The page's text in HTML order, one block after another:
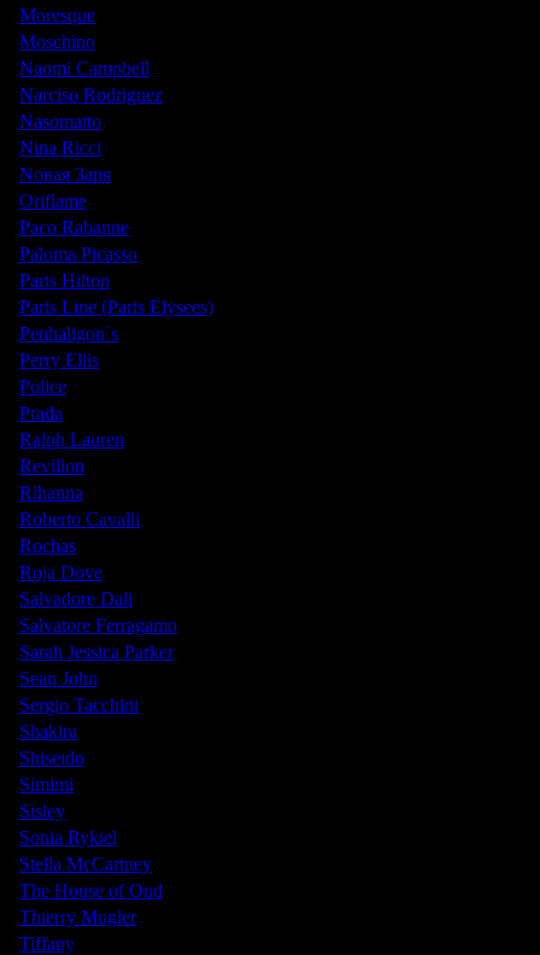
Moresque
Moschino
Naomi Campbell
Narciso Rodriguez
Nasomatto
Nina Ricci
Nовая Заря
Oriflame
Paco Rabanne
Paloma Picasso
Paris Hilton
Paris Line (Paris Elysees)
Penhaligon`s
Perry Ellis
Police
Prada
Ralph Lauren
Revillon
Rihanna
Roberto Cavalli
Rochas
Roja Dove
Salvadore Dali
Salvatore Ferragamo
Sarah Jessica Parker
Sean John
Sergio Tacchini
Shakira
Shiseido
Simimi
Sisley
Sonia Rykiel
Stella McCartney
The House of Oud
Thierry Mugler
Tiffany